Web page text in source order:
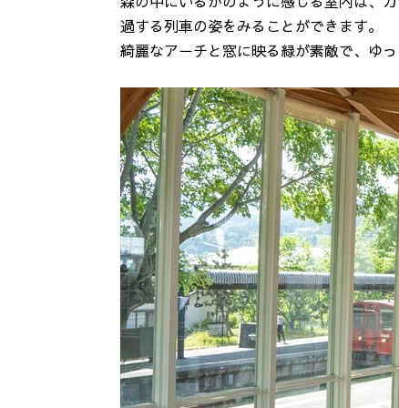
過する列車の姿をみることができます。
綺麗なアーチと窓に映る緑が素敵で、ゆ